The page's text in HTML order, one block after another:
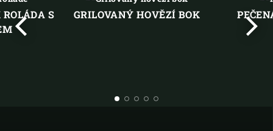
S
GRILOVANÝ HOVĚZÍ BOK